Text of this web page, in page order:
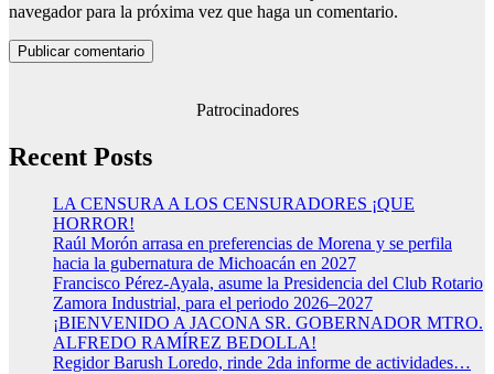
navegador para la próxima vez que haga un comentario.
Patrocinadores
Recent Posts
LA CENSURA A LOS CENSURADORES ¡QUE
HORROR!
Raúl Morón arrasa en preferencias de Morena y se perfila
hacia la gubernatura de Michoacán en 2027
Francisco Pérez-Ayala, asume la Presidencia del Club Rotario
Zamora Industrial, para el periodo 2026–2027
¡BIENVENIDO A JACONA SR. GOBERNADOR MTRO.
ALFREDO RAMÍREZ BEDOLLA!
Regidor Barush Loredo, rinde 2da informe de actividades…